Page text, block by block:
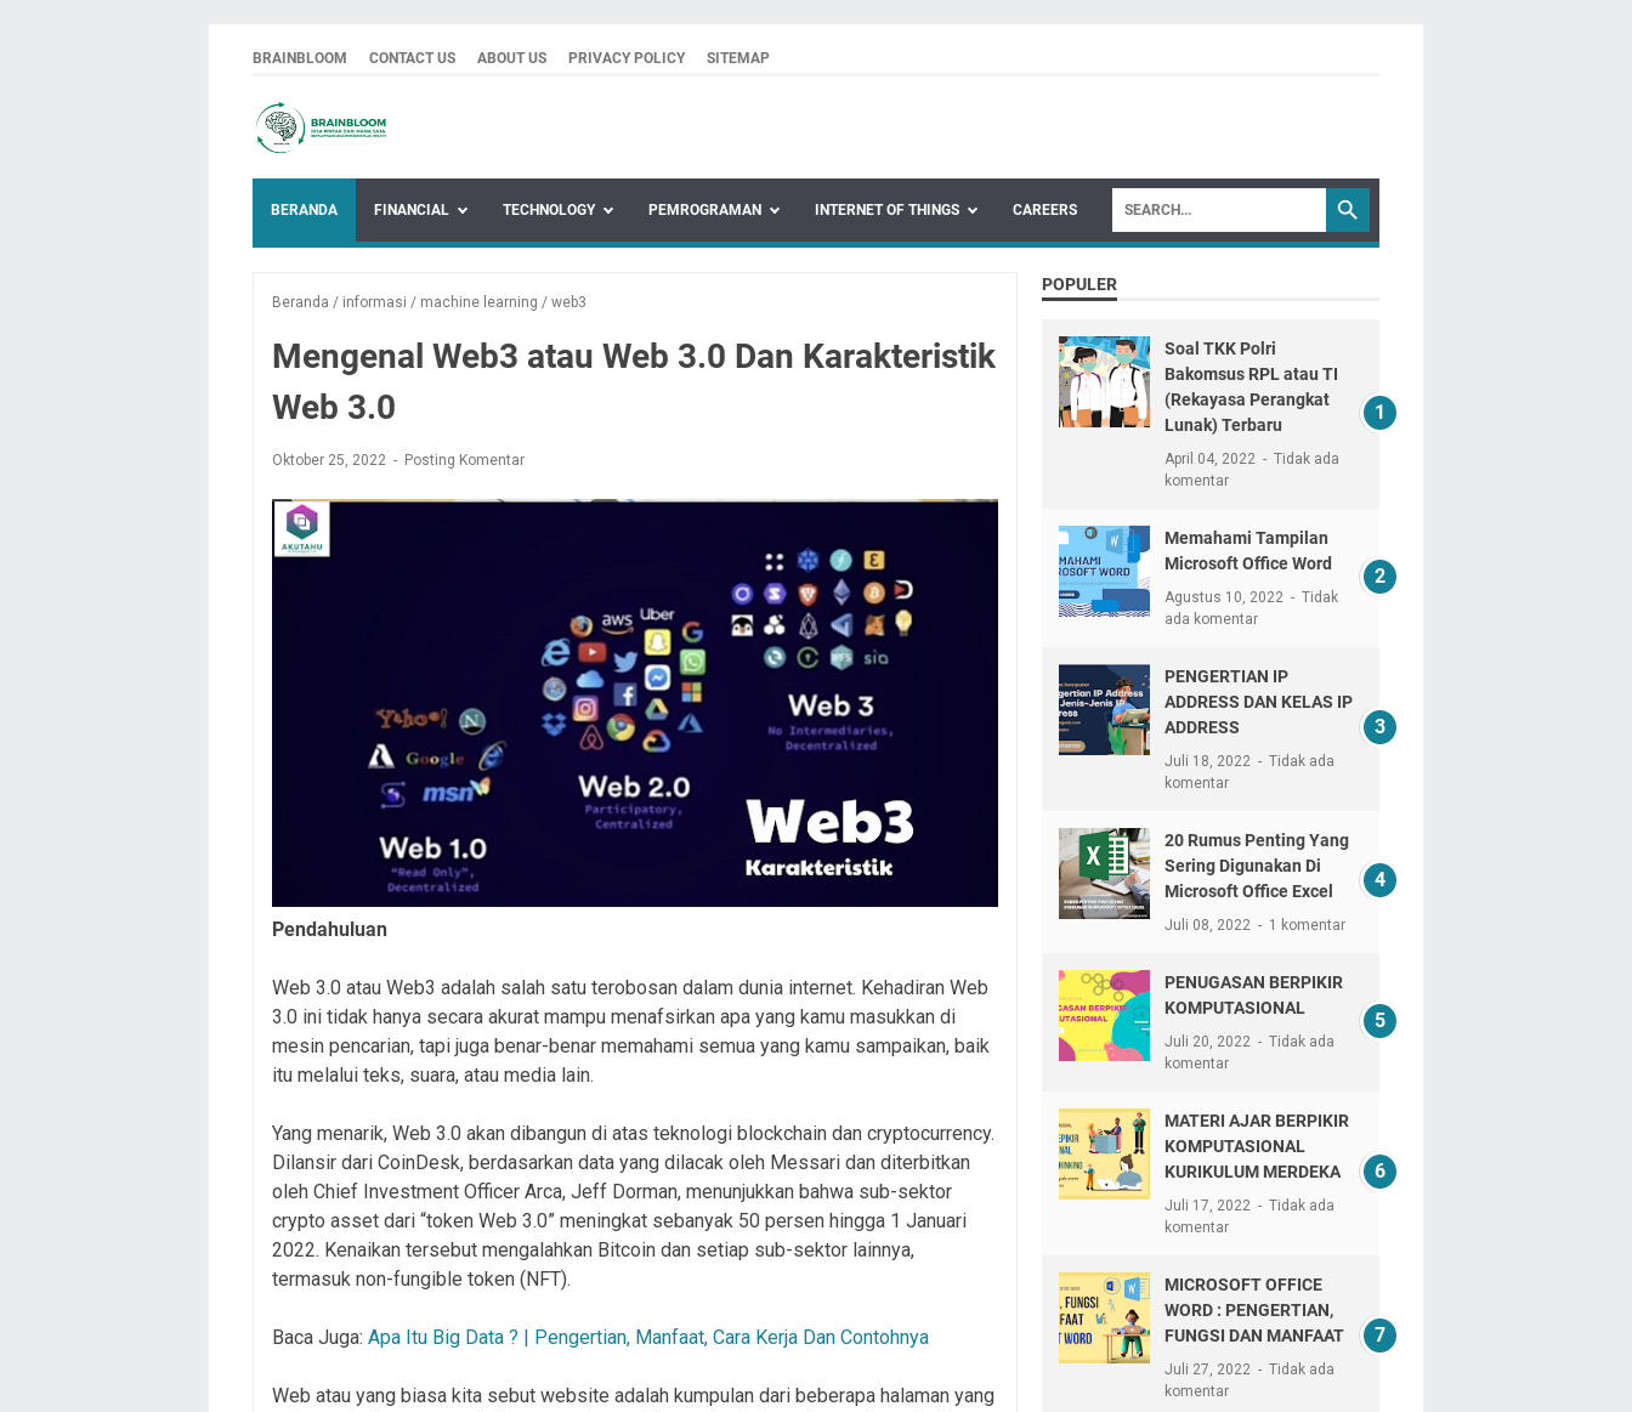
BRAINBLOOM CONTACT US ABOUT US PRIVACY POLICY SITEMAP
BERANDA FINANCIAL TECHNOLOGY PEMROGRAMAN INTERNET OF THINGS CAREERS
Beranda / informasi / machine learning / web3
Mengenal Web3 atau Web 3.0 Dan Karakteristik
Web 3.0
Oktober 25, 2022 Posting Komentar
Pendahuluan
Web 3.0 atau Web3 adalah salah satu terobosan dalam dunia internet. Kehadiran Web
3.0 ini tidak hanya secara akurat mampu menafsirkan apa yang kamu masukkan di
mesin pencarian, tapi juga benar-benar memahami semua yang kamu sampaikan, baik
itu melalui teks, suara, atau media lain.
Yang menarik, Web 3.0 akan dibangun di atas teknologi blockchain dan cryptocurrency.
Dilansir dari CoinDesk, berdasarkan data yang dilacak oleh Messari dan diterbitkan
oleh Chief Investment Officer Arca, Jeff Dorman, menunjukkan bahwa sub-sektor
crypto asset dari “token Web 3.0” meningkat sebanyak 50 persen hingga 1 Januari
2022. Kenaikan tersebut mengalahkan Bitcoin dan setiap sub-sektor lainnya,
termasuk non-fungible token (NFT).
Baca Juga: Apa Itu Big Data ? | Pengertian, Manfaat, Cara Kerja Dan Contohnya
Web atau yang biasa kita sebut website adalah kumpulan dari beberapa halaman yang
POPULER
Soal TKK Polri
Bakomsus RPL atau TI
(Rekayasa Perangkat
Lunak) Terbaru
April 04, 2022
Tidak ada
komentar
Memahami Tampilan
Microsoft Office Word
Agustus 10, 2022
Tidak
ada komentar
PENGERTIAN IP
ADDRESS DAN KELAS IP
ADDRESS
Juli 18, 2022
Tidak ada
komentar
20 Rumus Penting Yang
Sering Digunakan Di
Microsoft Office Excel
Juli 08, 2022 1 komentar
PENUGASAN BERPIKIR
KOMPUTASIONAL
Juli 20, 2022
Tidak ada
komentar
MATERI AJAR BERPIKIR
KOMPUTASIONAL
KURIKULUM MERDEKA
Juli 17, 2022
Tidak ada
komentar
MICROSOFT OFFICE
WORD : PENGERTIAN,
FUNGSI DAN MANFAAT
Juli 27, 2022
Tidak ada
komentar